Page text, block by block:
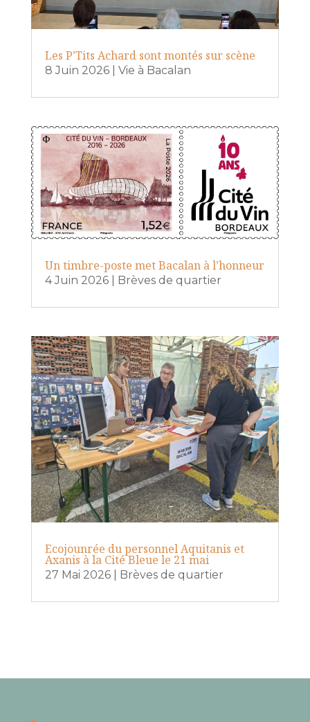
Les P’Tits Achard sont montés sur scène
8 Juin 2026| Vie à Bacalan
Un timbre-poste met Bacalan à l’honneur
4 Juin 2026| Brèves de quartier
Ecojounrée du personnel Aquitanis et
Axanis à la Cité Bleue le 21 mai
27 Mai 2026| Brèves de quartier